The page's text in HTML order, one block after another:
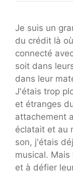
Je suis un
du crédit là
connecté
soit dans
dans leur
J'étais trop
et étranges
attachement
éclatait et au
son, j'étais
musical.
et à défier